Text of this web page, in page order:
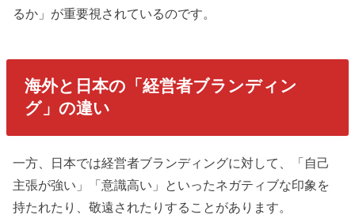
るか」が重要視されているのです。
海外と日本の「経営者ブランディン
グ」の違い
一方、日本では経営者ブランディングに対して、「自己
主張が強い」「意識高い」といったネガティブな印象を
持たれたり、敬遠されたりすることがあります。